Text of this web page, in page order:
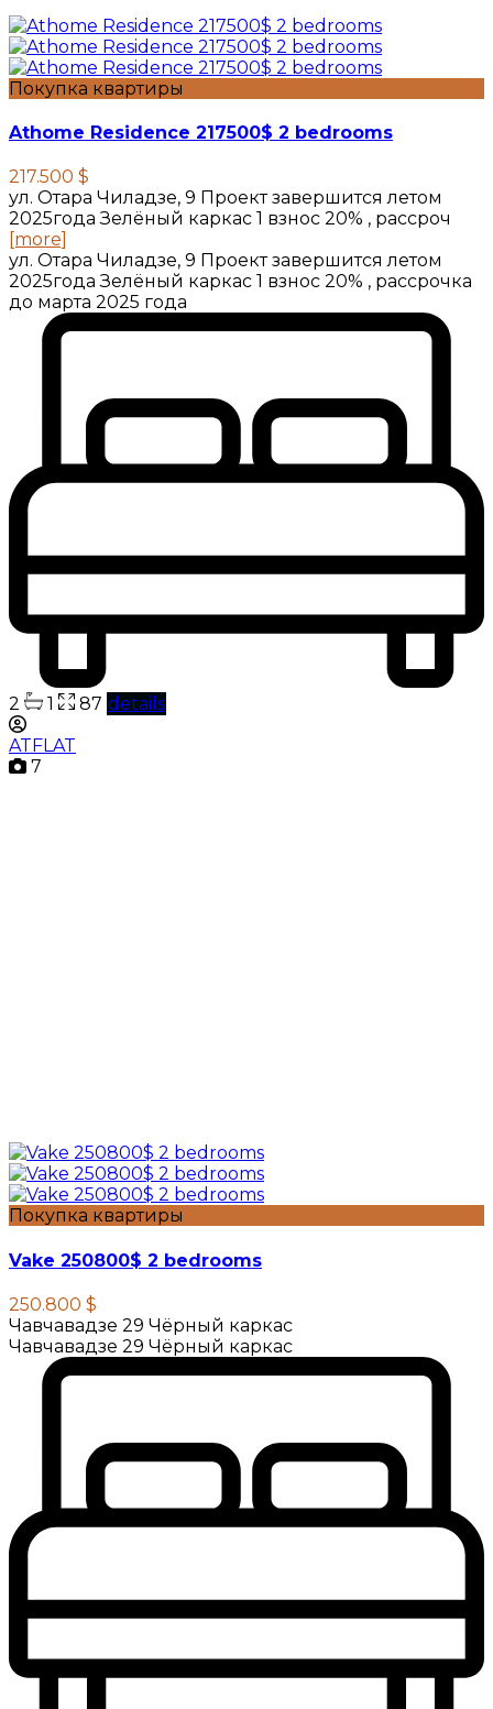
Покупка квартиры
Athome Residence 217500$ 2 bedrooms
217.500 $
ул. Отара Чиладзе, 9 Проект завершится летом
2025года Зелёный каркас 1 взнос 20% , рассроч
[more]
ул. Отара Чиладзе, 9 Проект завершится летом
2025года Зелёный каркас 1 взнос 20% , рассрочка
до марта 2025 года
2 1 87 details
ATFLAT
7
Покупка квартиры
Vake 250800$ 2 bedrooms
250.800 $
Чавчавадзе 29 Чёрный каркас
Чавчавадзе 29 Чёрный каркас